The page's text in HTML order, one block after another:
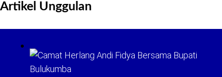
Artikel Unggulan